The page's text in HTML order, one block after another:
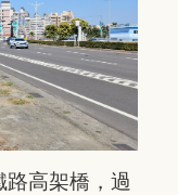
高架橋，過